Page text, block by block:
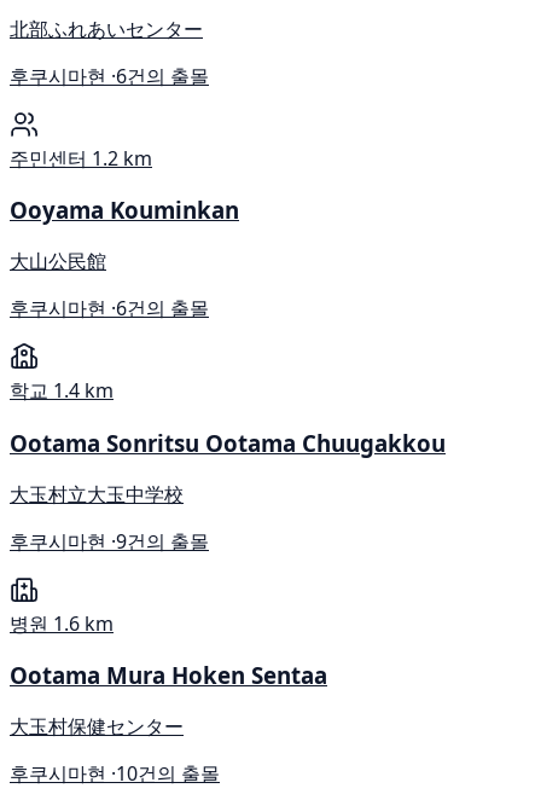
北部ふれあいセンター
후쿠시마현 ·6건의 출몰
주민센터 1.2 km
Ooyama Kouminkan
大山公民館
후쿠시마현 ·6건의 출몰
학교 1.4 km
Ootama Sonritsu Ootama Chuugakkou
大玉村立大玉中学校
후쿠시마현 ·9건의 출몰
병원 1.6 km
Ootama Mura Hoken Sentaa
大玉村保健センター
후쿠시마현 ·10건의 출몰